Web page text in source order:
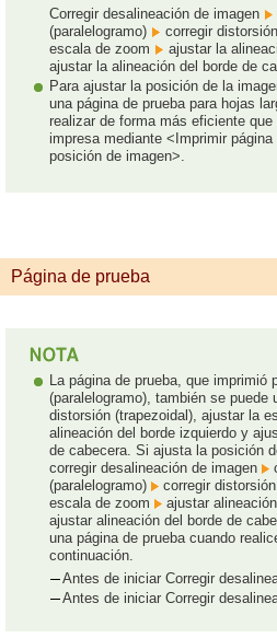
Corregir desalineación de imagen
(paralelogramo)
corregir
escala de zoom
ajustar la
ajustar la alineación del borde de
Para ajustar la posición de la
una página de prueba para hojas
realizar de forma más eficiente
impresa mediante <Imprimir
posición de imagen>.
Página de prueba
La página de prueba, que imprimió
(paralelogramo), también se puede
distorsión (trapezoidal), ajustar la
alineación del borde izquierdo y
de cabecera. Si ajusta la posición
corregir desalineación de imagen
(paralelogramo)
corregir
escala de zoom
ajustar
ajustar alineación del borde de
una página de prueba cuando
continuación.
Antes de iniciar Corregir
Antes de iniciar Corregir